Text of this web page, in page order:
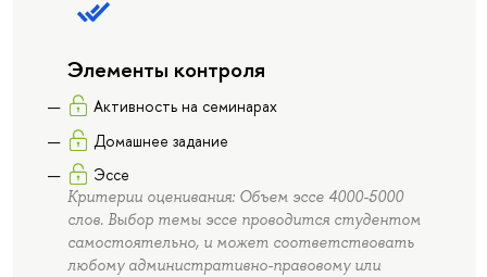
Элементы контроля
Активность на семинарах
Домашнее задание
Эссе
Критерии оценивания: Объем эссе 4000-5000
слов. Выбор темы эссе проводится студентом
самостоятельно, и может соответствовать
любому административно-правовому или